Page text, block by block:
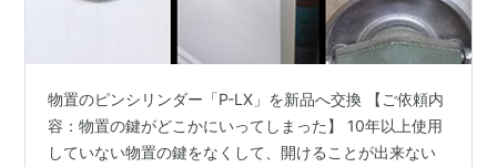
物置のピンシリンダー「P-LX」を新品へ交換 【ご依頼内
容：物置の鍵がどこかにいってしまった】 10年以上使用
していない物置の鍵をなくして、開けることが出来ない